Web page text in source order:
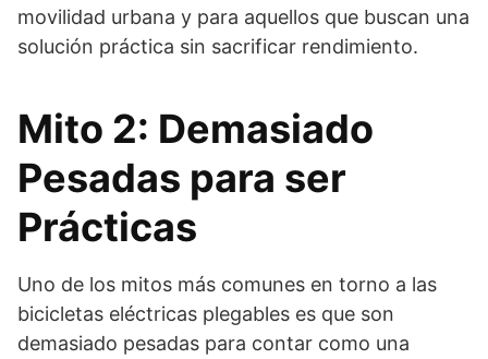
movilidad urbana y para aquellos que buscan una
solución práctica sin sacrificar rendimiento.
Mito 2: Demasiado
Pesadas para ser
Prácticas
Uno de los mitos más comunes en torno a las
bicicletas eléctricas plegables es que son
demasiado pesadas para contar como una